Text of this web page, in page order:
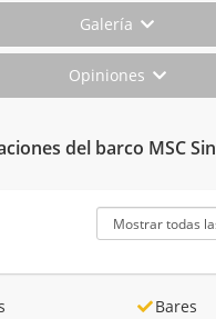
Galería
Opiniones
del barco MSC
Bares